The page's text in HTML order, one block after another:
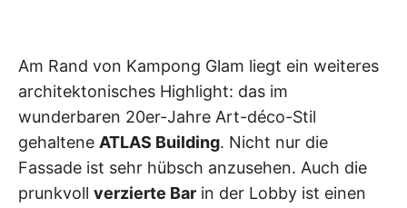
Am Rand von Kampong Glam liegt ein weiteres
architektonisches Highlight: das im
wunderbaren 20er-Jahre Art-déco-Stil
gehaltene ATLAS Building. Nicht nur die
Fassade ist sehr hübsch anzusehen. Auch die
prunkvoll verzierte Bar in der Lobby ist einen